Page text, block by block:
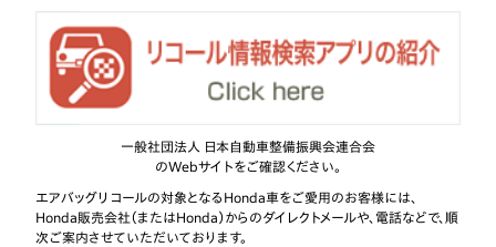
11日
一般社団法人 日本自動車整備振興会連合会
のWebサイトをご確認ください。
エアバッグリコールの対象となるHonda車をご愛用のお客様には、
Honda販売会社（またはHonda）からのダイレクトメールや、電話などで、順
次ご案内させていただいております。